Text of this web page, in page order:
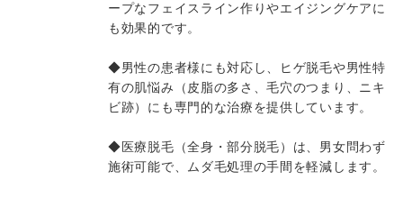
ープなフェイスライン作りやエイジングケアに
も効果的です。
◆男性の患者様にも対応し、ヒゲ脱毛や男性特
有の肌悩み（皮脂の多さ、毛穴のつまり、ニキ
ビ跡）にも専門的な治療を提供しています。
◆医療脱毛（全身・部分脱毛）は、男女問わず
施術可能で、ムダ毛処理の手間を軽減します。